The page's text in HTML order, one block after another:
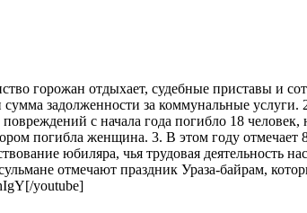
горожан отдыхает, судебные приставы и
задолженности за коммунальные
с начала года погибло 18
погибла женщина. 3. В этом году
юбиляра, чья трудовая деятельность
отмечают праздник Ураза-байрам,
youtube]